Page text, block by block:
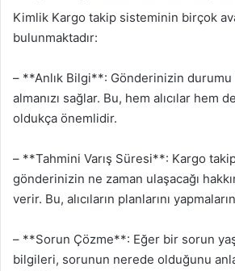
Kimlik Kargo takip sisteminin birçok
bulunmaktadır:
– **Anlık Bilgi**: Gönderinizin durumu
almanızı sağlar. Bu, hem alıcılar hem
oldukça önemlidir.
– **Tahmini Varış Süresi**: Kargo
gönderinizin ne zaman ulaşacağı
verir. Bu, alıcıların planlarını
– **Sorun Çözme**: Eğer bir sorun
bilgileri, sorunun nerede olduğunu